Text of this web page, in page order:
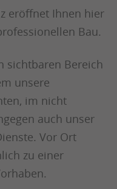
eröffnet Ihnen hier
Bau.
sichtbaren Bereich
unsere
im nicht
auch unser
Vor Ort
zu einer